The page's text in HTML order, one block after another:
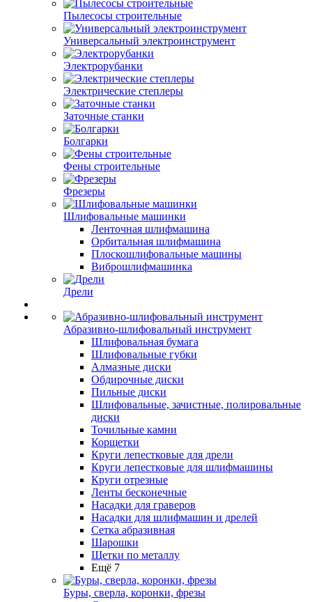
Пылесосы строительные
Универсальный электроинструмент
Электрорубанки
Электрические степлеры
Заточные станки
Болгарки
Фены строительные
Фрезеры
Шлифовальные машинки
Ленточная шлифмашина
Орбитальная шлифмашина
Плоскошлифовальные машины
Виброшлифмашинка
Дрели
Абразивно-шлифовальный инструмент
Шлифовальная бумага
Шлифовальные губки
Алмазные диски
Обдирочные диски
Пильные диски
Шлифовальные, зачистные, полировальные
диски
Точильные камни
Корщетки
Круги лепестковые для дрели
Круги лепестковые для шлифмашины
Круги отрезные
Ленты бесконечные
Насадки для граверов
Насадки для шлифмашин и дрелей
Сетка абразивная
Шарошки
Щетки по металлу
Ещё 7
Буры, сверла, коронки, фрезы